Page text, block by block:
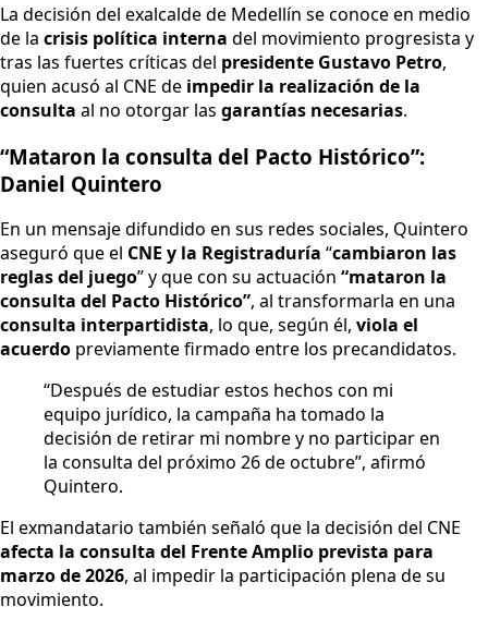
La decisión del exalcalde de Medellín se conoce en medio
de la crisis política interna del movimiento progresista y
tras las fuertes críticas del presidente Gustavo Petro,
quien acusó al CNE de impedir la realización de la
consulta al no otorgar las garantías necesarias.
“Mataron la consulta del Pacto Histórico”:
Daniel Quintero
En un mensaje difundido en sus redes sociales, Quintero
aseguró que el CNE y la Registraduría “cambiaron las
reglas del juego” y que con su actuación “mataron la
consulta del Pacto Histórico”, al transformarla en una
consulta interpartidista, lo que, según él, viola el
acuerdo previamente firmado entre los precandidatos.
“Después de estudiar estos hechos con mi
equipo jurídico, la campaña ha tomado la
decisión de retirar mi nombre y no participar en
la consulta del próximo 26 de octubre”, afirmó
Quintero.
El exmandatario también señaló que la decisión del CNE
afecta la consulta del Frente Amplio prevista para
marzo de 2026, al impedir la participación plena de su
movimiento.